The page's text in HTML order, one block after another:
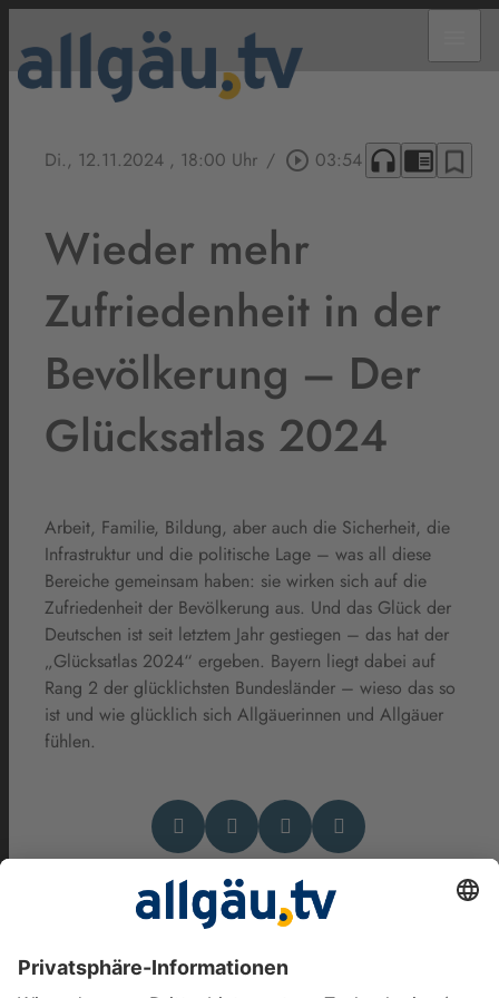
Di., 12.11.2024 , 18:00 Uhr / play_circle_outline 03:54 headphones chrome_reader_mode bookmark_border
Wieder mehr
Zufriedenheit in der
Bevölkerung – Der
Glücksatlas 2024
Arbeit, Familie, Bildung, aber auch die Sicherheit, die
Infrastruktur und die politische Lage – was all diese
Bereiche gemeinsam haben: sie wirken sich auf die
Zufriedenheit der Bevölkerung aus. Und das Glück der
Deutschen ist seit letztem Jahr gestiegen – das hat der
„Glücksatlas 2024“ ergeben. Bayern liegt dabei auf
Rang 2 der glücklichsten Bundesländer – wieso das so
ist und wie glücklich sich Allgäuerinnen und Allgäuer
fühlen.
Das könnte Dich auch